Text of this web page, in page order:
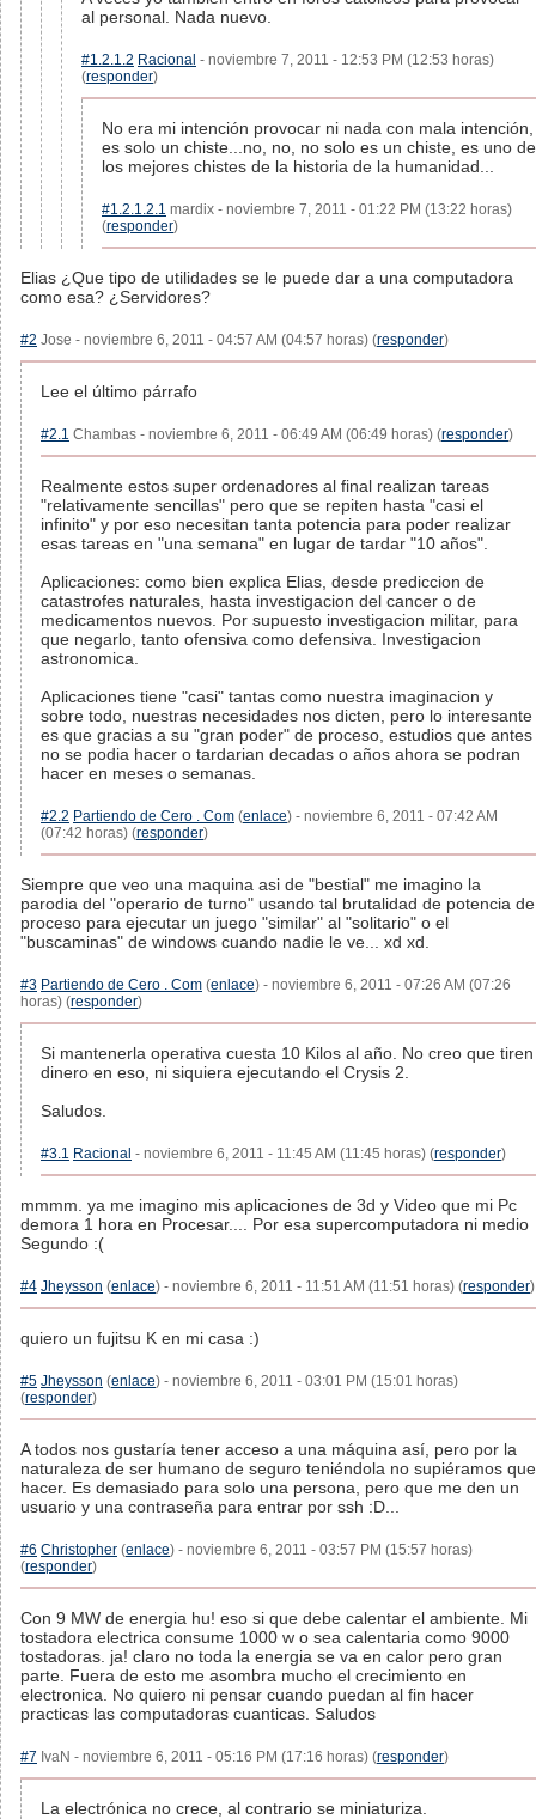
al personal. Nada nuevo.
#1.2.1.2 Racional - noviembre 7, 2011 - 12:53 PM (12:53 horas)
(responder)
No era mi intención provocar ni nada con mala intención,
es solo un chiste...no, no, no solo es un chiste, es uno de
los mejores chistes de la historia de la humanidad...
#1.2.1.2.1 mardix - noviembre 7, 2011 - 01:22 PM (13:22 horas)
(responder)
Elias ¿Que tipo de utilidades se le puede dar a una computadora
como esa? ¿Servidores?
#2 Jose - noviembre 6, 2011 - 04:57 AM (04:57 horas) (responder)
Lee el último párrafo
#2.1 Chambas - noviembre 6, 2011 - 06:49 AM (06:49 horas) (responder)
Realmente estos super ordenadores al final realizan tareas
"relativamente sencillas" pero que se repiten hasta "casi el
infinito" y por eso necesitan tanta potencia para poder realizar
esas tareas en "una semana" en lugar de tardar "10 años".
Aplicaciones: como bien explica Elias, desde prediccion de
catastrofes naturales, hasta investigacion del cancer o de
medicamentos nuevos. Por supuesto investigacion militar, para
que negarlo, tanto ofensiva como defensiva. Investigacion
astronomica.
Aplicaciones tiene "casi" tantas como nuestra imaginacion y
sobre todo, nuestras necesidades nos dicten, pero lo interesante
es que gracias a su "gran poder" de proceso, estudios que antes
no se podia hacer o tardarian decadas o años ahora se podran
hacer en meses o semanas.
#2.2 Partiendo de Cero . Com (enlace) - noviembre 6, 2011 - 07:42 AM
(07:42 horas) (responder)
Siempre que veo una maquina asi de "bestial" me imagino la
parodia del "operario de turno" usando tal brutalidad de potencia de
proceso para ejecutar un juego "similar" al "solitario" o el
"buscaminas" de windows cuando nadie le ve... xd xd.
#3 Partiendo de Cero . Com (enlace) - noviembre 6, 2011 - 07:26 AM (07:26
horas) (responder)
Si mantenerla operativa cuesta 10 Kilos al año. No creo que tiren
dinero en eso, ni siquiera ejecutando el Crysis 2.
Saludos.
#3.1 Racional - noviembre 6, 2011 - 11:45 AM (11:45 horas) (responder)
mmmm. ya me imagino mis aplicaciones de 3d y Video que mi Pc
demora 1 hora en Procesar.... Por esa supercomputadora ni medio
Segundo :(
#4 Jheysson (enlace) - noviembre 6, 2011 - 11:51 AM (11:51 horas) (responder)
quiero un fujitsu K en mi casa :)
#5 Jheysson (enlace) - noviembre 6, 2011 - 03:01 PM (15:01 horas)
(responder)
A todos nos gustaría tener acceso a una máquina así, pero por la
naturaleza de ser humano de seguro teniéndola no supiéramos que
hacer. Es demasiado para solo una persona, pero que me den un
usuario y una contraseña para entrar por ssh :D...
#6 Christopher (enlace) - noviembre 6, 2011 - 03:57 PM (15:57 horas)
(responder)
Con 9 MW de energia hu! eso si que debe calentar el ambiente. Mi
tostadora electrica consume 1000 w o sea calentaria como 9000
tostadoras. ja! claro no toda la energia se va en calor pero gran
parte. Fuera de esto me asombra mucho el crecimiento en
electronica. No quiero ni pensar cuando puedan al fin hacer
practicas las computadoras cuanticas. Saludos
#7 IvaN - noviembre 6, 2011 - 05:16 PM (17:16 horas) (responder)
La electrónica no crece, al contrario se miniaturiza.